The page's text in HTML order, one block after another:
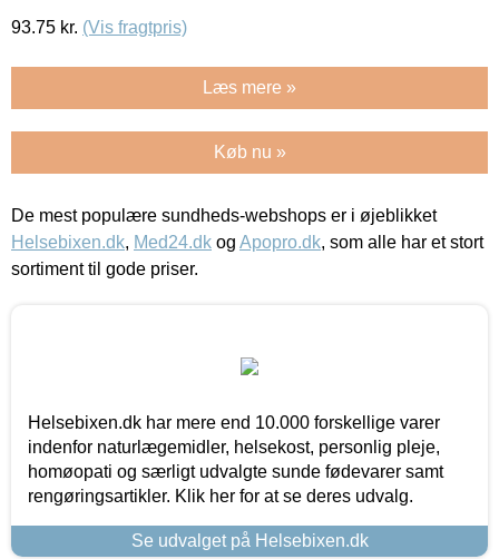
93.75 kr. (Vis fragtpris)
Læs mere »
Køb nu »
De mest populære sundheds-webshops er i øjeblikket
Helsebixen.dk, Med24.dk og Apopro.dk, som alle har et stort
sortiment til gode priser.
Helsebixen.dk har mere end 10.000 forskellige varer
indenfor naturlægemidler, helsekost, personlig pleje,
homøopati og særligt udvalgte sunde fødevarer samt
rengøringsartikler. Klik her for at se deres udvalg.
Se udvalget på Helsebixen.dk